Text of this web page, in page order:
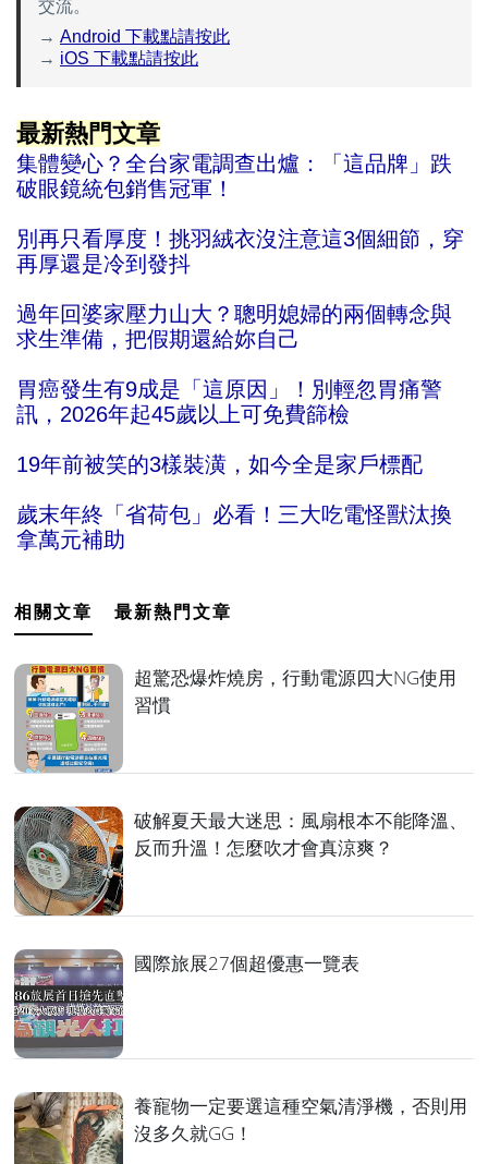
交流。
→ Android 下載點請按此
→ iOS 下載點請按此
最新熱門文章
集體變心？全台家電調查出爐：「這品牌」跌
破眼鏡統包銷售冠軍！
別再只看厚度！挑羽絨衣沒注意這3個細節，穿
再厚還是冷到發抖
過年回婆家壓力山大？聰明媳婦的兩個轉念與
求生準備，把假期還給妳自己
胃癌發生有9成是「這原因」！別輕忽胃痛警
訊，2026年起45歲以上可免費篩檢
19年前被笑的3樣裝潢，如今全是家戶標配
歲末年終「省荷包」必看！三大吃電怪獸汰換
拿萬元補助
相關文章 最新熱門文章
超驚恐爆炸燒房，行動電源四大NG使用
習慣
破解夏天最大迷思：風扇根本不能降溫、
反而升溫！怎麼吹才會真涼爽？
國際旅展27個超優惠一覽表
養寵物一定要選這種空氣清淨機，否則用
沒多久就GG！